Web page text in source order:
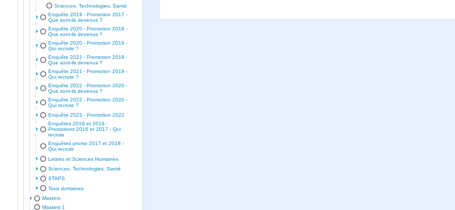
Sciences, Technologies, Santé
Enquête 2019 - Promotion 2017 -
Que sont-ils devenus ?
Enquête 2020 - Promotion 2018 -
Que sont-ils devenus ?
Enquête 2020 - Promotion 2018 -
Qui recrute ?
Enquête 2021 - Promotion 2019 -
Que sont-ils devenus ?
Enquête 2021 - Promotion 2019 -
Qui recrute ?
Enquête 2022 - Promotion 2020 -
Que sont-ils devenus ?
Enquête 2022 - Promotion 2020 -
Qui recrute ?
Enquête 2023 - Promotion 2022
Enquêtes 2018 et 2019 -
Promotions 2016 et 2017 - Qui
recrute
Enquêtes promo 2017 et 2018 -
Qui recrute
Lettres et Sciences Humaines
Sciences, Technologies, Santé
STAPS
Tous domaines
Masters
Masters 1